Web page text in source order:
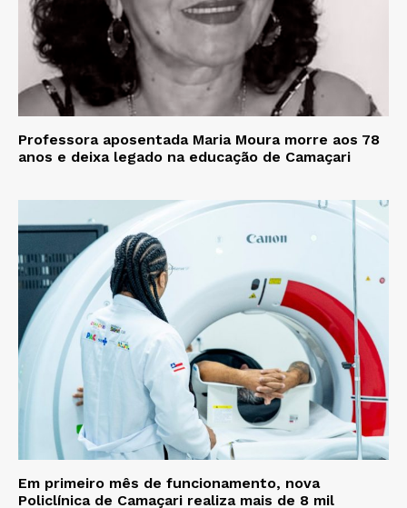
Professora aposentada Maria Moura morre aos 78
anos e deixa legado na educação de Camaçari
Em primeiro mês de funcionamento, nova
Policlínica de Camaçari realiza mais de 8 mil